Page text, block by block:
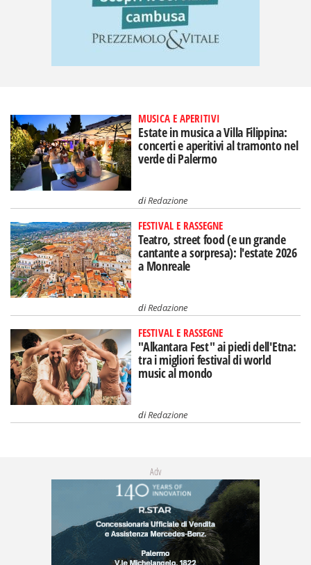
MUSICA E APERITIVI
Estate in musica a Villa Filippina:
concerti e aperitivi al tramonto nel
verde di Palermo
diRedazione
FESTIVAL E RASSEGNE
Teatro, street food (e un grande
cantante a sorpresa): l'estate 2026
a Monreale
diRedazione
FESTIVAL E RASSEGNE
"Alkantara Fest" ai piedi dell'Etna:
tra i migliori festival di world
music al mondo
diRedazione
Adv